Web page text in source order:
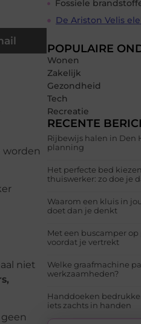
worden
niet
De Ariston Velis
POPULAIRE
Wonen
Zakelijk
Gezondheid
Tech
Recreatie
RECENTE
Rijbewijs halen in Den
planning
Het perfecte bed
thuiswerker: zo doe je
Waarom een kluis in
doet dan je denkt
Met een buscamper
voordat je vertrekt
Welke graafmachine
werkzaamheden?
Handdoeken
iets zachts in handen